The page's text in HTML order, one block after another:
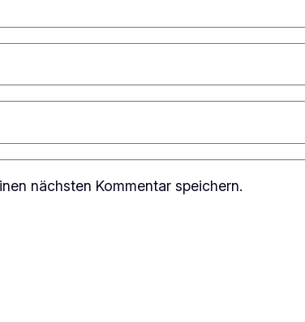
nächsten Kommentar speichern.